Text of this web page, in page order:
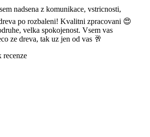
nadsena z komunikace, vstricnosti,
po rozbaleni! Kvalitni zpracovani 😍
velka spokojenost. Vsem vas
ze dreva, tak uz jen od vas 🥂
recenze